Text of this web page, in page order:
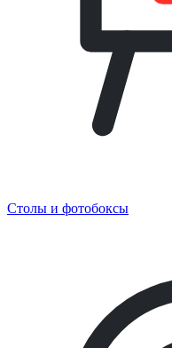
Столы и фотобоксы